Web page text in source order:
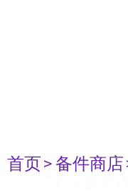
首页> 备件商店